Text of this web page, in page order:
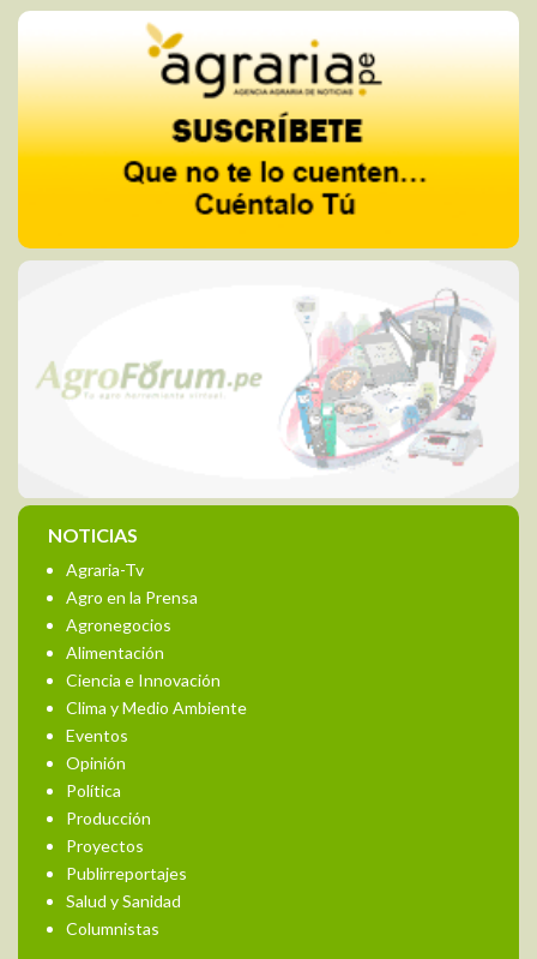
NOTICIAS
Agraria-Tv
Agro en la Prensa
Agronegocios
Alimentación
Ciencia e Innovación
Clima y Medio Ambiente
Eventos
Opinión
Política
Producción
Proyectos
Publirreportajes
Salud y Sanidad
Columnistas